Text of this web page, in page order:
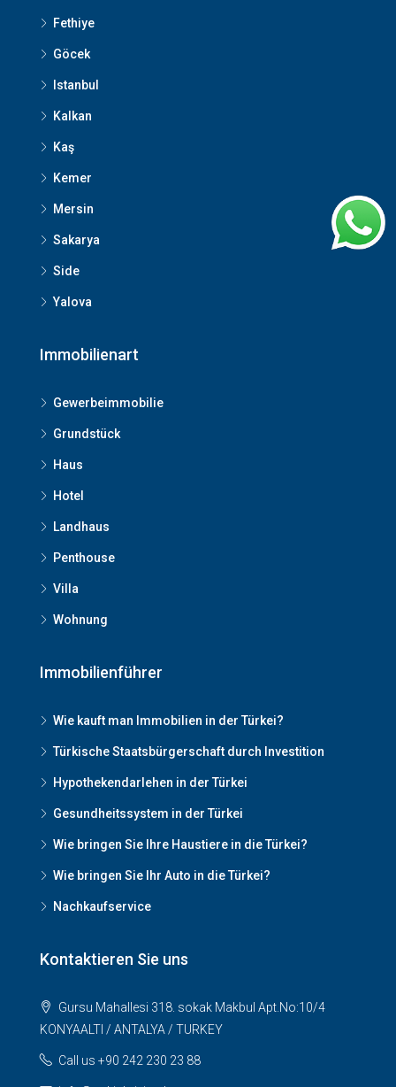
Fethiye
Göcek
Istanbul
Kalkan
Kaş
Kemer
Mersin
Sakarya
Side
Yalova
Immobilienart
Gewerbeimmobilie
Grundstück
Haus
Hotel
Landhaus
Penthouse
Villa
Wohnung
Immobilienführer
Wie kauft man Immobilien in der Türkei?
Türkische Staatsbürgerschaft durch Investition
Hypothekendarlehen in der Türkei
Gesundheitssystem in der Türkei
Wie bringen Sie Ihre Haustiere in die Türkei?
Wie bringen Sie Ihr Auto in die Türkei?
Nachkaufservice
Kontaktieren Sie uns
Gursu Mahallesi 318. sokak Makbul Apt.No:10/4
KONYAALTI / ANTALYA / TURKEY
Call us +90 242 230 23 88